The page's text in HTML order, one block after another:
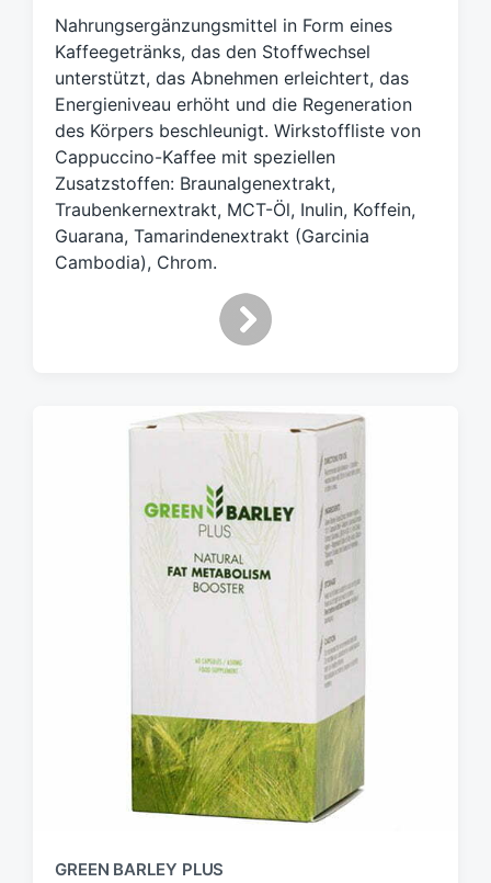
g
w
ö
r
t
e
r
Nahrungsergänzungsmittel in Form eines
Kaffeegetränks, das den Stoffwechsel
unterstützt, das Abnehmen erleichtert, das
Energieniveau erhöht und die Regeneration
des Körpers beschleunigt. Wirkstoffliste von
Cappuccino-Kaffee mit speziellen
Zusatzstoffen: Braunalgenextrakt,
Traubenkernextrakt, MCT-Öl, Inulin, Koffein,
Guarana, Tamarindenextrakt (Garcinia
Cambodia), Chrom.
GREEN BARLEY PLUS